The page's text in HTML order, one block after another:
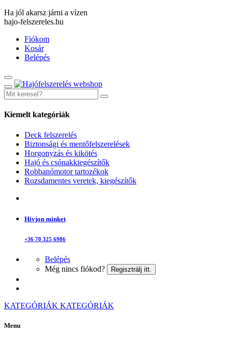
Ha jól akarsz járni a vízen
hajo-felszereles.hu
Fiókom
Kosár
Belépés
Kiemelt kategóriák
Deck felszerelés
Biztonsági és mentőfelszerelések
Horgonyzás és kikötés
Hajó és csónakkiegészítők
Robbanómotor tartozékok
Rozsdamentes veretek, kiegészítők
Hívjon minket
+36 70 325 6986
Belépés
Még nincs fiókod?
Regisztrálj itt.
KATEGÓRIÁK KATEGÓRIÁK
Menu